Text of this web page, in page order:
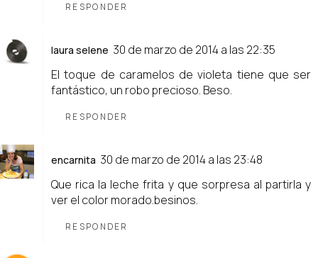
RESPONDER
laura selene 30 de marzo de 2014 a las 22:35
El toque de caramelos de violeta tiene que ser
fantástico, un robo precioso. Beso.
RESPONDER
encarnita 30 de marzo de 2014 a las 23:48
Que rica la leche frita y que sorpresa al partirla y
ver el color morado.besinos.
RESPONDER